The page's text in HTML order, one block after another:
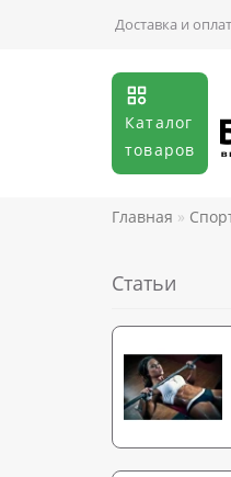
Доставка и
Каталог
товаров
Главная
Статьи